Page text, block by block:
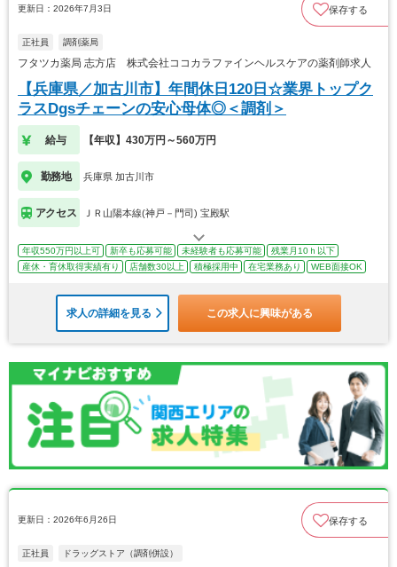
更新日：2026年7月3日 保存する
正社員 調剤薬局
フタツカ薬局 志方店 株式会社ココカラファインヘルスケアの薬剤師求人
【兵庫県／加古川市】年間休日120日☆業界トップク
ラスDgsチェーンの安心母体◎＜調剤＞
給与 【年収】430万円～560万円
勤務地 兵庫県 加古川市
アクセス ＪＲ山陽本線(神戸－門司) 宝殿駅
年収550万円以上可 新卒も応募可能 未経験者も応募可能
残業月10ｈ以下
産休・育休取得実績有り
店舗数30以上 積極採用中 在宅業務あり WEB面接OK
求人の詳細を見る この求人に興味がある
更新日：2026年6月26日 保存する
正社員 ドラッグストア（調剤併設）